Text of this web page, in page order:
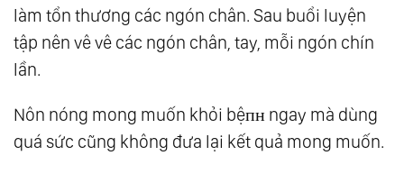
làm tổn thương các ngón chân. Sau buổi luyện
tập nên vê vê các ngón chân, tay, mỗi ngón chín
lần.
Nôn nóng mong muốn khỏi bệпʜ ngay mà dùng
quá sức cũng không đưa lại kết quả mong muốn.